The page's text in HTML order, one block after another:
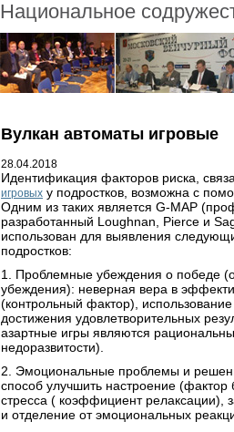
Национальное
Вулкан автоматы игровые
28.04.2018
Идентификация факторов риска,
игровых у подростков, возможна с
Одним из таких является G-MAP
разработанный Loughnan, Pierce и
использован для выявления
подростков:
1. Проблемные убеждения о победе
убеждения): неверная вера в
(контрольный фактор),
достижения удовлетворительных
азартные игры являются
недоразвитости).
2. Эмоциональные проблемы и
способ улучшить настроение (фактор
стресса ( коэффициент релаксации),
и отделение от эмоциональных